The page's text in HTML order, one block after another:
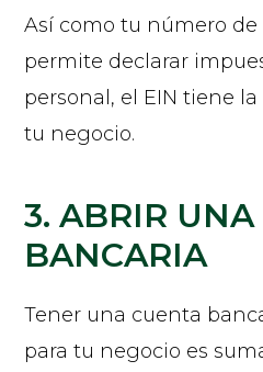
Así como tu número de
permite declarar
personal, el EIN tiene
tu negocio.
3. ABRIR
BANCARIA
Tener una cuenta
para tu negocio es